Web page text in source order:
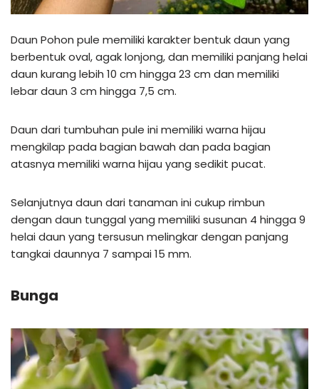
Daun Pohon pule memiliki karakter bentuk daun yang
berbentuk oval, agak lonjong, dan memiliki panjang helai
daun kurang lebih 10 cm hingga 23 cm dan memiliki
lebar daun 3 cm hingga 7,5 cm.
Daun dari tumbuhan pule ini memiliki warna hijau
mengkilap pada bagian bawah dan pada bagian
atasnya memiliki warna hijau yang sedikit pucat.
Selanjutnya daun dari tanaman ini cukup rimbun
dengan daun tunggal yang memiliki susunan 4 hingga 9
helai daun yang tersusun melingkar dengan panjang
tangkai daunnya 7 sampai 15 mm.
Bunga